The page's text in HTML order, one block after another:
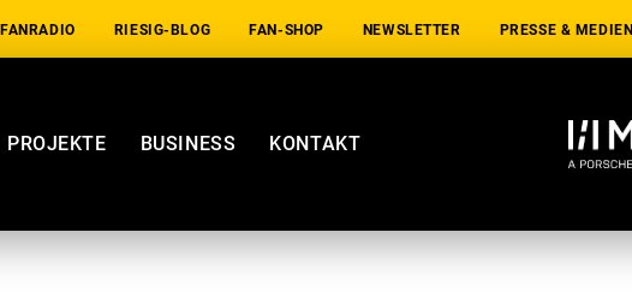
FANRADIO RIESIG-BLOG FAN-SHOP NEWSLETTER PRESSE & MEDIEN
PROJEKTE BUSINESS KONTAKT